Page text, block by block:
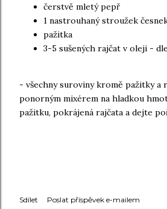
čerstvě mletý pepř
1 nastrouhaný stroužek
pažitka
3-5 sušených rajčat v oleji -
- všechny suroviny kromě pažitky a
ponorným mixérem na hladkou
pažitku, pokrájená rajčata a dejte
Sdílet
Poslat příspěvek e-mailem